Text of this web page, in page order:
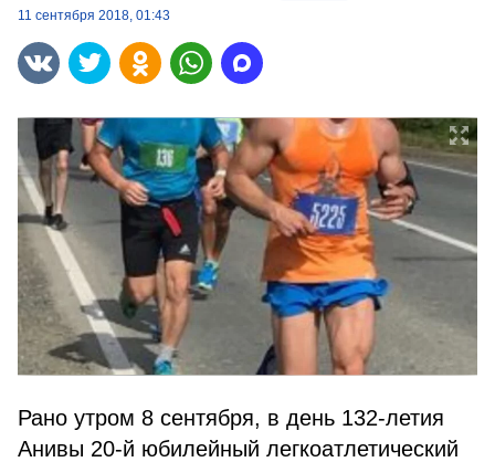
11 сентября 2018, 01:43
Рано утром 8 сентября, в день 132-летия
Анивы 20-й юбилейный легкоатлетический